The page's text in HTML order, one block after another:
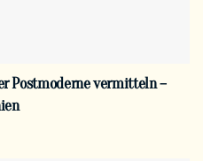
Postmoderne vermitteln –